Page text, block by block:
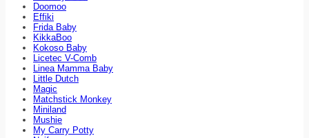
Doomoo
Effiki
Frida Baby
KikkaBoo
Kokoso Baby
Licetec V-Comb
Linea Mamma Baby
Little Dutch
Magic
Matchstick Monkey
Miniland
Mushie
My Carry Potty